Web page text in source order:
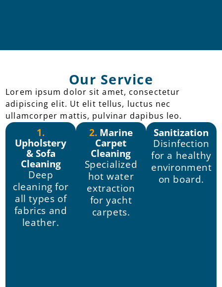
Our Service
Lorem ipsum dolor sit amet, consectetur
adipiscing elit. Ut elit tellus, luctus nec
ullamcorper mattis, pulvinar dapibus leo.
1.
Upholstery
& Sofa
Cleaning
Deep
cleaning for
all types of
fabrics and
leather.
2. Marine
Carpet
Cleaning
Specialized
hot water
extraction
for yacht
carpets.
Sanitization
Disinfection
for a healthy
environment
on board.